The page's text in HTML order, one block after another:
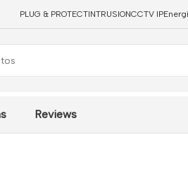
PLUG & PROTECTINTRUSIONCCTV IP
Reviews